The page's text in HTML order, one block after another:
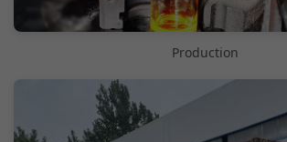
Production